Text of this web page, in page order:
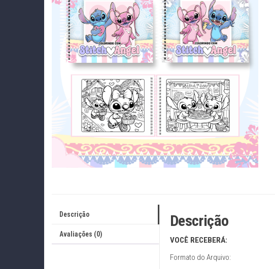
Descrição
Avaliações (0)
Descrição
VOCÊ RECEBERÁ:
Formato do Arquivo: